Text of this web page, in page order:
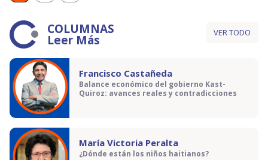
COLUMNAS
Leer Más VER TODO
Francisco Castañeda
Balance económico del gobierno Kast-
Quiroz: avances reales y contradicciones
María Victoria Peralta
¿Dónde están los niños haitianos?